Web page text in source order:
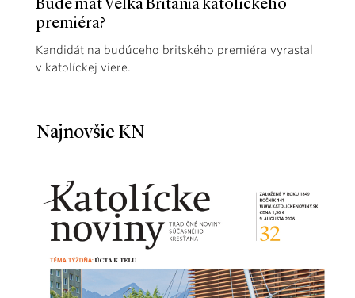
Bude mať Veľká Británia katolíckeho
premiéra?
Kandidát na budúceho britského premiéra vyrastal
v katolíckej viere.
Najnovšie KN